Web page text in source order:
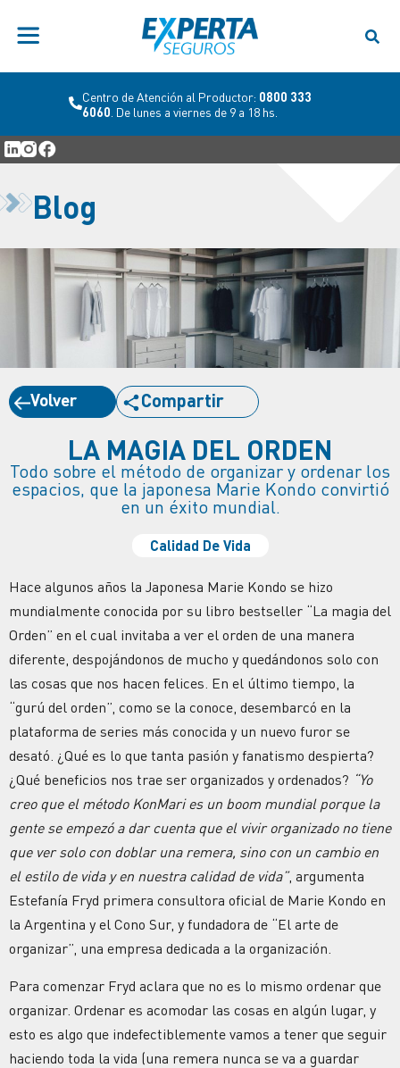
Centro de Atención al Productor: 0800 333
6060 . De lunes a viernes de 9 a 18 hs.
Blog
Volver Compartir
LA MAGIA DEL ORDEN
Todo sobre el método de organizar y ordenar los
espacios, que la japonesa Marie Kondo convirtió
en un éxito mundial.
Calidad De Vida
Hace algunos años la Japonesa Marie Kondo se hizo
mundialmente conocida por su libro bestseller “La magia del
Orden” en el cual invitaba a ver el orden de una manera
diferente, despojándonos de mucho y quedándonos solo con
las cosas que nos hacen felices. En el último tiempo, la
“gurú del orden”, como se la conoce, desembarcó en la
plataforma de series más conocida y un nuevo furor se
desató. ¿Qué es lo que tanta pasión y fanatismo despierta?
¿Qué beneficios nos trae ser organizados y ordenados? “Yo
creo que el método KonMari es un boom mundial porque la
gente se empezó a dar cuenta que el vivir organizado no tiene
que ver solo con doblar una remera, sino con un cambio en
el estilo de vida y en nuestra calidad de vida”, argumenta
Estefanía Fryd primera consultora oficial de Marie Kondo en
la Argentina y el Cono Sur, y fundadora de “El arte de
organizar”, una empresa dedicada a la organización.
Para comenzar Fryd aclara que no es lo mismo ordenar que
organizar. Ordenar es acomodar las cosas en algún lugar, y
esto es algo que indefectiblemente vamos a tener que seguir
haciendo toda la vida (una remera nunca se va a guardar